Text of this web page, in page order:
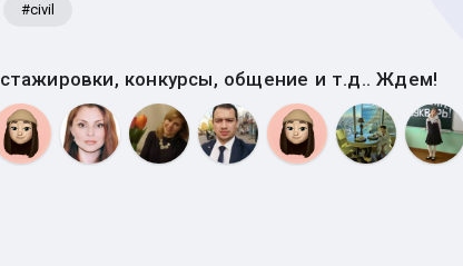
#civil
конкурсы, общение и т.д.. Ждем!